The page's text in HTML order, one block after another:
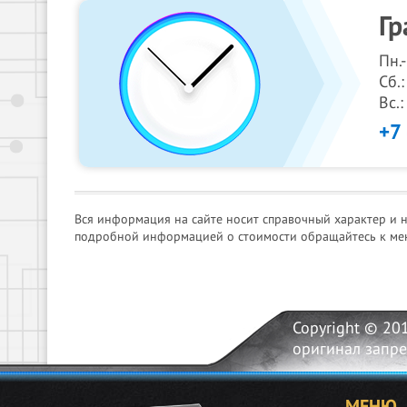
Вся информация на сайте носит справочный характер и
подробной информацией о стоимости обращайтесь к
Copyright ©
оригинал